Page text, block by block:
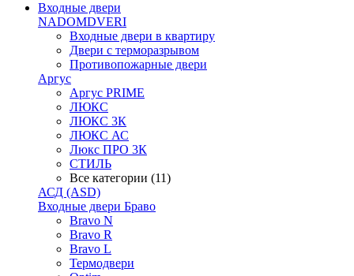
Входные двери
NADOMDVERI
Входные двери в квартиру
Двери с терморазрывом
Противопожарные двери
Аргус
Аргус PRIME
ЛЮКС
ЛЮКС 3К
ЛЮКС АС
Люкс ПРО 3К
СТИЛЬ
Все категории (11)
АСД (ASD)
Входные двери Браво
Bravo N
Bravo R
Bravo L
Термодвери